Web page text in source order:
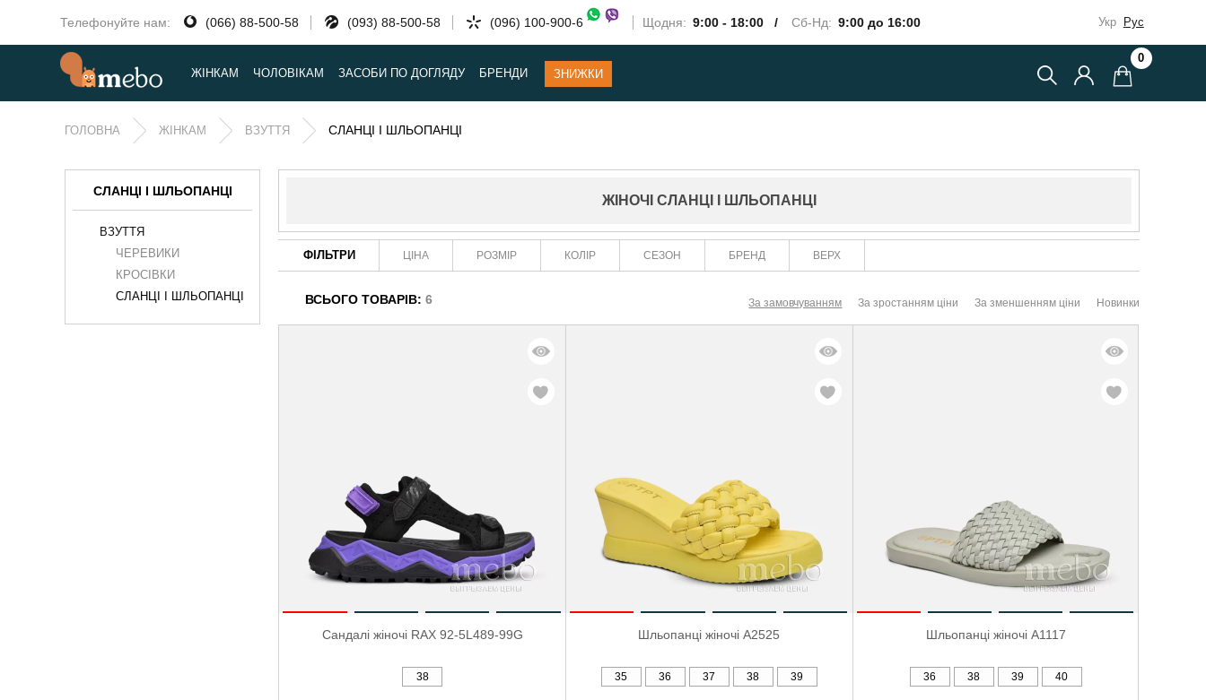
Телефонуйте нам: (066) 88-500-58 (093) 88-500-58 (096) 100-900-6 Щодня: 9:00 - 18:00 / Сб-Нд: 9:00 до 16:00 Укр Рус
ЖІНКАМ ЧОЛОВІКАМ ЗАСОБИ ПО ДОГЛЯДУ БРЕНДИ ЗНИЖКИ
0
ГОЛОВНА ЖІНКАМ ВЗУТТЯ СЛАНЦІ І ШЛЬОПАНЦІ
СЛАНЦІ І ШЛЬОПАНЦІ
ВЗУТТЯ
ЧЕРЕВИКИ
КРОСІВКИ
СЛАНЦІ І ШЛЬОПАНЦІ
ЖІНОЧІ СЛАНЦІ І ШЛЬОПАНЦІ
ФІЛЬТРИ ЦІНА РОЗМІР КОЛІР СЕЗОН БРЕНД ВЕРХ
ВСЬОГО ТОВАРІВ:6 За замовчуванням За зростанням ціни За зменшенням ціни Новинки
Сандалі жіночі RAX 92-5L489-99G
38
Шльопанці жіночі A2525
35 36 37 38 39
Шльопанці жіночі A1117
36 38 39 40